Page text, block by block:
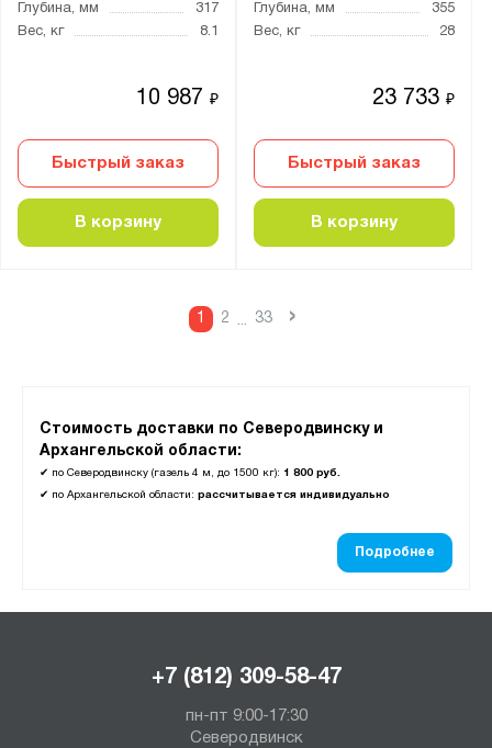
Стоимость доставки по Северодвинску и
Архангельской области:
✔ по Северодвинску (газель 4 м, до 1500 кг): 1 800 руб.
✔ по Архангельской области: рассчитывается индивидуально
Подробнее
Глубина, мм
317
Вес, кг
8.1
10 987₽
Быстрый заказ
В корзину
Глубина, мм
355
Вес, кг
28
23 733₽
Быстрый заказ
В корзину
1 2 ... 33 ›
+7 (812) 309-58-47
пн-пт 9:00-17:30
Северодвинск